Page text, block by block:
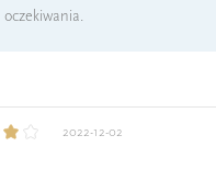
oczekiwania.
2022-12-02